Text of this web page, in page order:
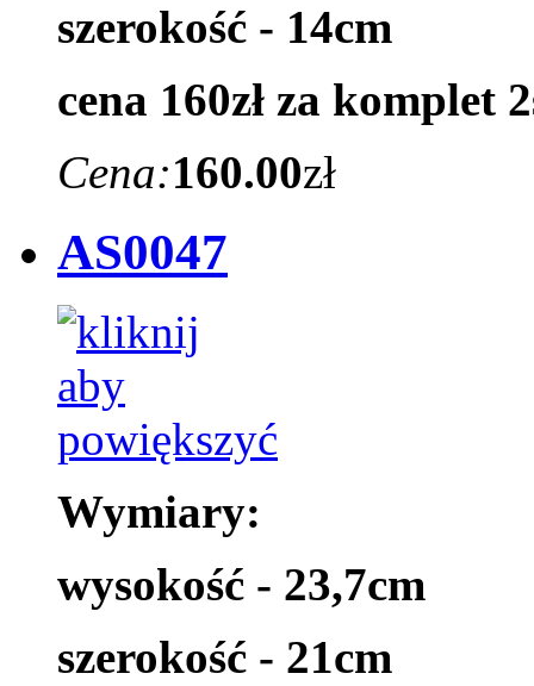
szerokość - 14cm
cena 160zł za komplet
Cena:160.00zł
AS0047
Wymiary:
wysokość - 23,7cm
szerokość - 21cm